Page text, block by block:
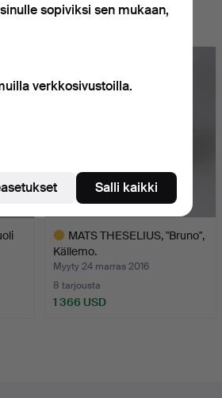
MATS THESELIUS, "Bruno",
Källemo.
Myyty 24 marras 2016
8 tarjousta
1 366 USD
sopiviksi sen mukaan,
verkkosivustoilla.
Salli kaikki